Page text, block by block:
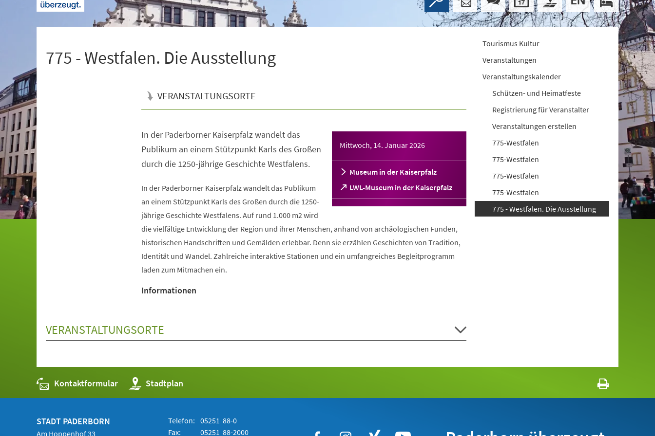
775 - Westfalen. Die Ausstellung
VERANSTALTUNGSORTE
Mittwoch, 14. Januar 2026
Museum in der Kaiserpfalz
LWL-Museum in der Kaiserpfalz
(Öffnet
in
einem
Tab)
In der Paderborner Kaiserpfalz wandelt das
Publikum an einem Stützpunkt Karls des Großen
durch die 1250-jährige Geschichte Westfalens.
In der Paderborner Kaiserpfalz wandelt das Publikum
an einem Stützpunkt Karls des Großen durch die 1250-
jährige Geschichte Westfalens. Auf rund 1.000 m2 wird
die vielfältige Entwicklung der Region und ihrer Menschen, anhand von archäologischen Funden,
historischen Handschriften und Gemälden erlebbar. Denn sie erzählen Geschichten von Tradition,
Identität und Wandel. Zahlreiche interaktive Stationen und ein umfangreiches Begleitprogramm
laden zum Mitmachen ein.
Informationen
VERANSTALTUNGSORTE
Tourismus Kultur
Veranstaltungen
Veranstaltungskalender
Schützen- und Heimatfeste
Registrierung für Veranstalter
Veranstaltungen erstellen
775-Westfalen
775-Westfalen
775-Westfalen
775-Westfalen
775 - Westfalen. Die Ausstellung
Kontaktformular Stadtplan
(Öffnet
in
einem
STADT PADERBORN
Am Hoppenhof 33
Telefon: 05251 88-0
Fax:
05251 88-2000